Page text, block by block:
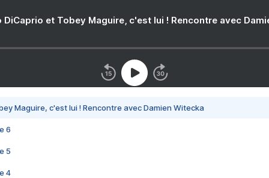
DiCaprio et Tobey Maguire, c'est lui ! Rencontre avec
Maguire, c'est lui ! Rencontre avec Damien Witecka
6
5
4